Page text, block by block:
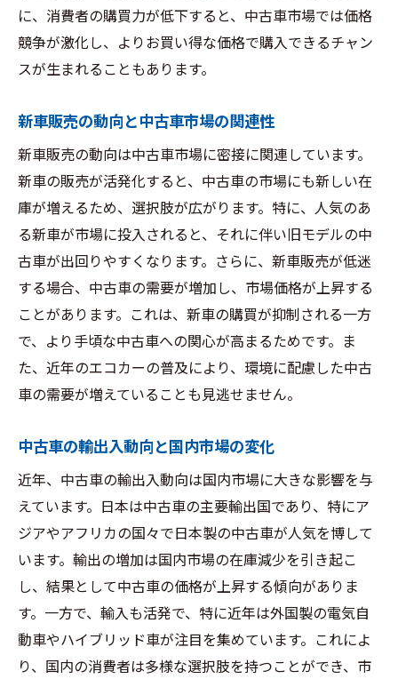
に、消費者の購買力が低下すると、中古車市場では価格
競争が激化し、よりお買い得な価格で購入できるチャン
スが生まれることもあります。
新車販売の動向と中古車市場の関連性
新車販売の動向は中古車市場に密接に関連しています。
新車の販売が活発化すると、中古車の市場にも新しい在
庫が増えるため、選択肢が広がります。特に、人気のあ
る新車が市場に投入されると、それに伴い旧モデルの中
古車が出回りやすくなります。さらに、新車販売が低迷
する場合、中古車の需要が増加し、市場価格が上昇する
ことがあります。これは、新車の購買が抑制される一方
で、より手頃な中古車への関心が高まるためです。ま
た、近年のエコカーの普及により、環境に配慮した中古
車の需要が増えていることも見逃せません。
中古車の輸出入動向と国内市場の変化
近年、中古車の輸出入動向は国内市場に大きな影響を与
えています。日本は中古車の主要輸出国であり、特にア
ジアやアフリカの国々で日本製の中古車が人気を博して
います。輸出の増加は国内市場の在庫減少を引き起こ
し、結果として中古車の価格が上昇する傾向がありま
す。一方で、輸入も活発で、特に近年は外国製の電気自
動車やハイブリッド車が注目を集めています。これによ
り、国内の消費者は多様な選択肢を持つことができ、市